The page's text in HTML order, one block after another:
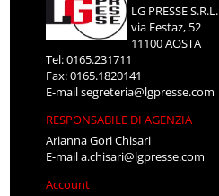
LG PRESSE S.R.L.
via Festaz, 52
11100 AOSTA
Tel: 0165.231711
Fax: 0165.1820141
E-mailsegreteria@lgpresse.com
RESPONSABILE DI AGENZIA
Arianna Gori Chisari
E-maila.chisari@lgpresse.com
Account